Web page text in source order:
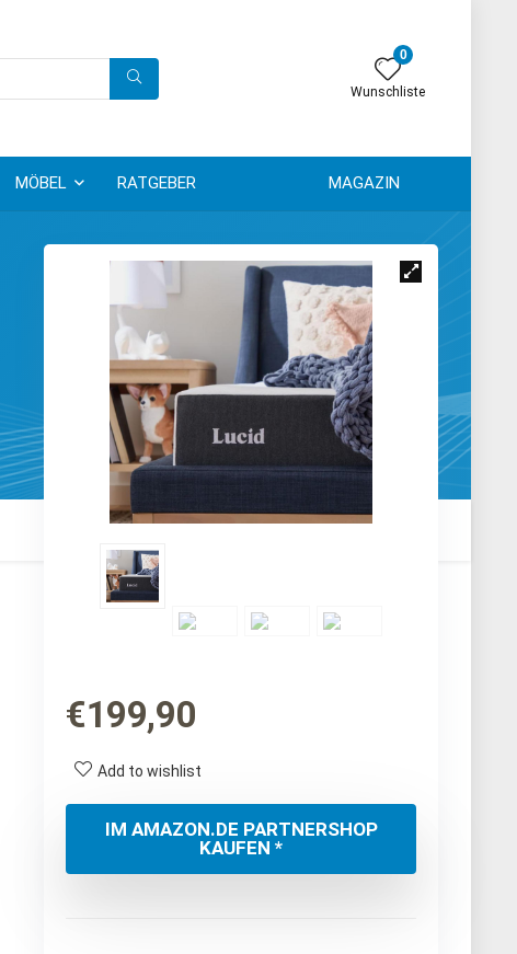
0
Wunschliste
MÖBEL RATGEBER MAGAZIN
€199,90
Add to wishlist
IM AMAZON.DE PARTNERSHOP
KAUFEN *